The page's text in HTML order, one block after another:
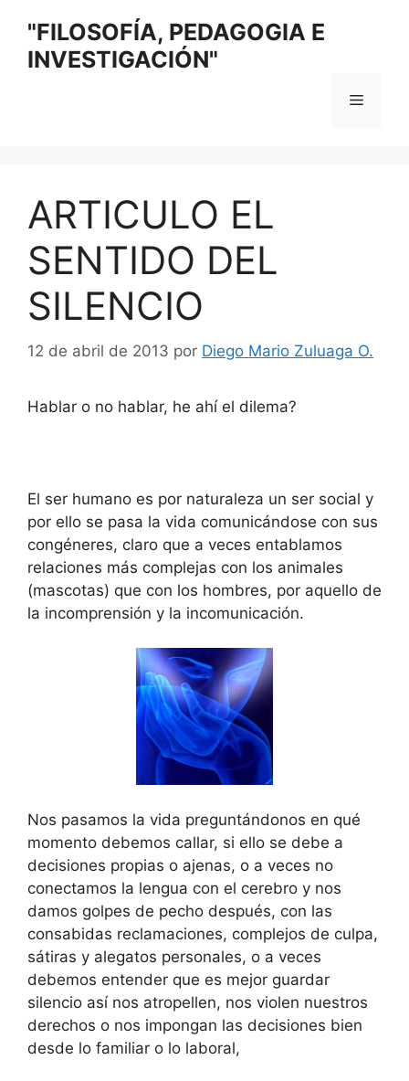
contenido
"FILOSOFÍA, PEDAGOGIA E
INVESTIGACIÓN"
Menú
ARTICULO EL
SENTIDO DEL
SILENCIO
12 de abril de 2013 por Diego Mario Zuluaga O.
Hablar o no hablar, he ahí el dilema?
El ser humano es por naturaleza un ser social y
por ello se pasa la vida comunicándose con sus
congéneres, claro que a veces entablamos
relaciones más complejas con los animales
(mascotas) que con los hombres, por aquello de
la incomprensión y la incomunicación.
Nos pasamos la vida preguntándonos en qué
momento debemos callar, si ello se debe a
decisiones propias o ajenas, o a veces no
conectamos la lengua con el cerebro y nos
damos golpes de pecho después, con las
consabidas reclamaciones, complejos de culpa,
sátiras y alegatos personales, o a veces
debemos entender que es mejor guardar
silencio así nos atropellen, nos violen nuestros
derechos o nos impongan las decisiones bien
desde lo familiar o lo laboral,